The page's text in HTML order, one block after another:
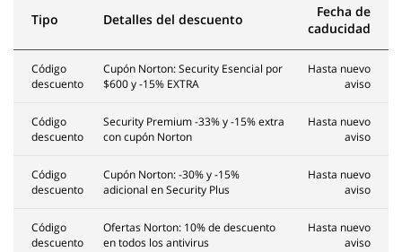
Tipo Detalles del descuento
Fecha de
caducidad
Código
descuento
Cupón Norton: Security Esencial por
$600 y -15% EXTRA
Hasta nuevo
aviso
Código
descuento
Security Premium -33% y -15% extra
con cupón Norton
Hasta nuevo
aviso
Código
descuento
Cupón Norton: -30% y -15%
adicional en Security Plus
Hasta nuevo
aviso
Código
descuento
Ofertas Norton: 10% de descuento
en todos los antivirus
Hasta nuevo
aviso